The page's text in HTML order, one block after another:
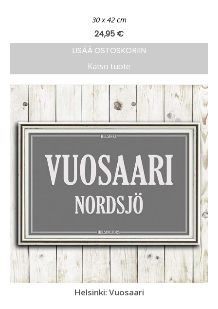
30 x 42 cm
24,95 €
LISÄÄ OSTOSKORIIN
Katso tuote
Helsinki: Vuosaari